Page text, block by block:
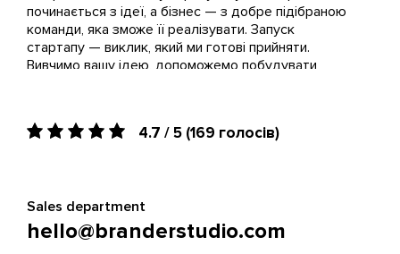
починається з ідеї, а бізнес — з добре підібраною
команди, яка зможе її реалізувати. Запуск
стартапу — виклик, який ми готові прийняти.
Вивчимо вашу ідею, допоможемо побудувати
стартапів, які пройшли разом з нами весь шлях: від
ідеї до робочого бізнесу.
Розробка і створення стартап проектів -
комплексний проект, який включає 4 основні
етапи. Ми пропонуємо працездатні моделі для
4.7 / 5 (169 голосів)
Sales department
hello@branderstudio.com